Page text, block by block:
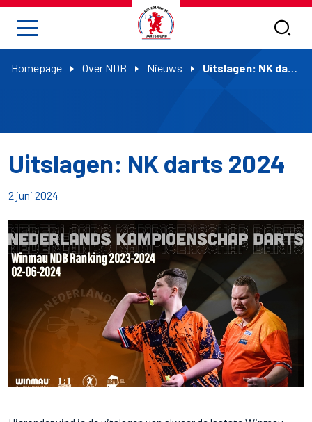
Homepage Over NDB Nieuws Uitslagen: NK darts 2024
Uitslagen: NK darts 2024
2 juni 2024